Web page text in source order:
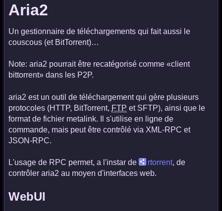
Aria2
Un gestionnaire de téléchargements qui fait aussi le
couscous (et BitTorrent)…
Note: aria2 pourrait être recatégorisé comme «client
bittorrent» dans les P2P.
aria2 est un outil de téléchargement qui gère plusieurs
protocoles (HTTP, BitTorrent, FTP et SFTP), ainsi que le
format de fichier metalink. Il s'utilise en ligne de
commande, mais peut être contrôlé via XML-RPC et
JSON-RPC.
L'usage de RPC permet, a l'instar de rtorrent, de
contrôler aria2 au moyen d'interfaces web.
WebUI